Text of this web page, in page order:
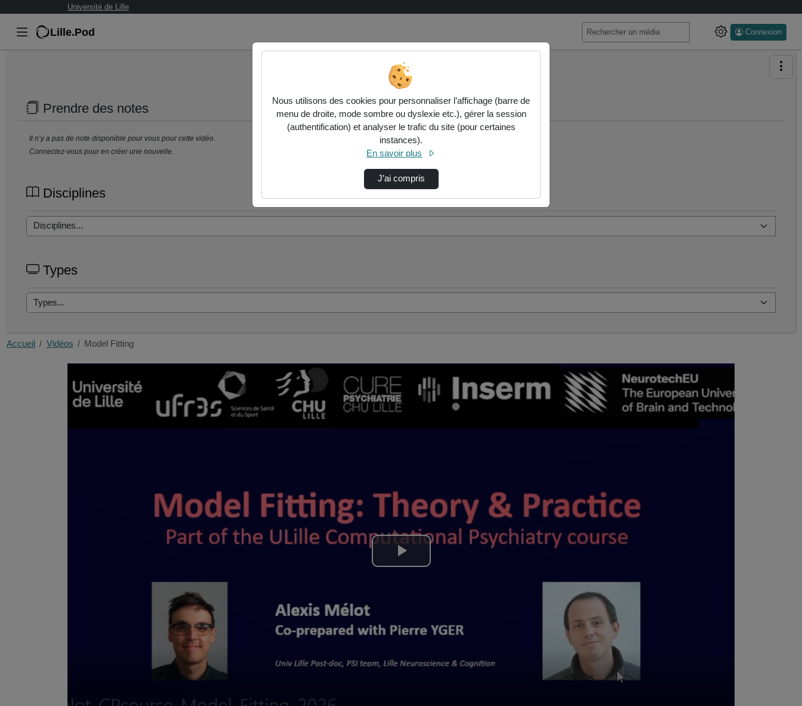
Université de Lille
Lille.Pod Connexion
Prendre des notes
Il n’y a pas de note disponible pour vous pour cette vidéo.
Connectez-vous pour en créer une nouvelle.
Disciplines
Types
Accueil Vidéos Model Fitting
Lire
vidéo
Nous utilisons des cookies pour personnaliser l’affichage (barre de
menu de droite, mode sombre ou dyslexie etc.), gérer la session
(authentification) et analyser le trafic du site (pour certaines
instances).
En savoir plus
J’ai compris